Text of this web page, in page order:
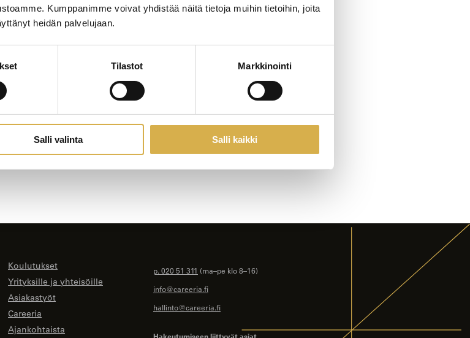
Kumppanimme voivat yhdistää näitä tietoja muihin tietoihin, joita
heidän palvelujaan.
Tilastot Markkinointi
Salli valinta Salli kaikki
Koulutukset
Yrityksille ja yhteisöille
Asiakastyöt
Careeria
Ajankohtaista
p. 020 51 311 (ma–pe klo 8–16)
info@careeria.fi
hallinto@careeria.fi